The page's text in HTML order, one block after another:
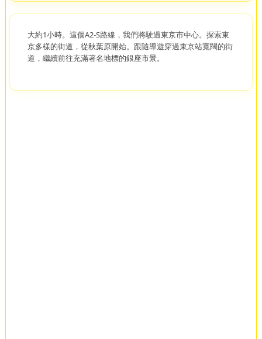
大約1小時。這個A2-S路線，我們將駛過東京市中心。探索東
京多樣的街道，從秋葉原開始。跟隨導遊穿過東京站寬闊的街
道，繼續前往充滿著名地標的銀座市景。